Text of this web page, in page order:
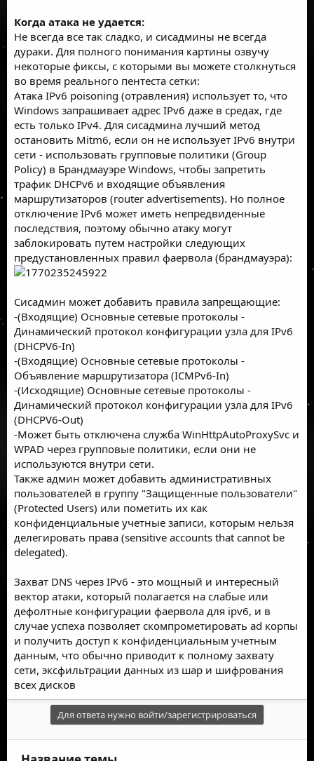
Когда атака не удается:
Не всегда все так сладко, и сисадмины не всегда
дураки. Для полного понимания картины озвучу
некоторые фиксы, с которыми вы можете столкнуться
во время реального пентеста сетки:
Атака IPv6 poisoning (отравления) использует то, что
Windows запрашивает адрес IPv6 даже в средах, где
есть только IPv4. Для сисадмина лучший метод
остановить Mitm6, если он не использует IPv6 внутри
сети - использовать групповые политики (Group
Policy) в Брандмауэре Windows, чтобы запретить
трафик DHCPv6 и входящие объявления
маршрутизаторов (router advertisements). Но полное
отключение IPv6 может иметь непредвиденные
последствия, поэтому обычно атаку могут
заблокировать путем настройки следующих
предустановленных правил фаервола (брандмауэра):
Сисадмин может добавить правила запрещающие:
-(Входящие) Основные сетевые протоколы -
Динамический протокол конфигурации узла для IPv6
(DHCPV6-In)
-(Входящие) Основные сетевые протоколы -
Объявление маршрутизатора (ICMPv6-In)
-(Исходящие) Основные сетевые протоколы -
Динамический протокол конфигурации узла для IPv6
(DHCPV6-Out)
-Может быть отключена служба WinHttpAutoProxySvc и
WPAD через групповые политики, если они не
используются внутри сети.
Также админ может добавить административных
пользователей в группу "Защищенные пользователи"
(Protected Users) или пометить их как
конфиденциальные учетные записи, которым нельзя
делегировать права (sensitive accounts that cannot be
delegated).
Захват DNS через IPv6 - это мощный и интересный
вектор атаки, который полагается на слабые или
дефолтные конфигурации фаервола для ipv6, и в
случае успеха позволяет скомпрометировать ad корпы
и получить доступ к конфиденциальным учетным
данным, что обычно приводит к полному захвату
сети, эксфильтрации данных из шар и шифрования
всех дисков
Для ответа нужно войти/зарегистрироваться